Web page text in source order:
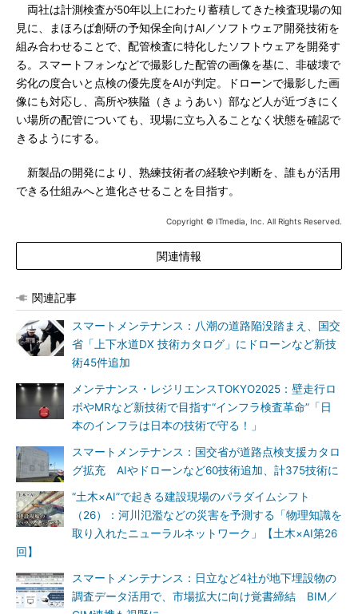
両社は計測検査が50年以上にわたり蓄積してきた検査現場の知
見に、まほろば創研の予知保全向けAI／ソフトウェア開発技術を
組み合わせることで、配管検査に特化したソフトウェアを開発す
る。スマートフォンなどで撮影した配管の画像を基に、非破壊で
劣化の度合いと点検の優先度をAIが判定。ドローンで撮影した画
像にも対応し、高所や狭隘（きょうあい）部など人が近づきにく
い場所の配管についても、現場に立ち入ることなく状態を確認で
きるようにする。
新製品の開発により、熟練技術者の経験や判断を、誰もが活用
できる仕組みへと進化させることを目指す。
Copyright © ITmedia, Inc. All Rights Reserved.
関連情報
関連記事
スマートメンテナンス：八潮の道路陥没踏まえ、国交
省「上下水道DX 技術カタログ」にドローンなど新技
術45件追加
メンテナンス・レジリエンスTOKYO2025：壁走行ロ
ボやMRなど新技術で目指す“インフラ検査革命”「日
本のインフラは日本の技術で守る！」
スマートメンテナンス：国交省が道路点検支援カタロ
グ拡充 AIやドローンなど60技術追加、計375技術に
“土木×AI”で起きる建設現場のパラダイムシフト
（26）：河川氾濫などの災害を予測する「物理知識を
取り入れたニューラルネットワーク」【土木×AI第26
回】
スマートメンテナンス：日立など4社が地下埋設物の
調査データ活用で、市場拡大に向け覚書締結 BIM／